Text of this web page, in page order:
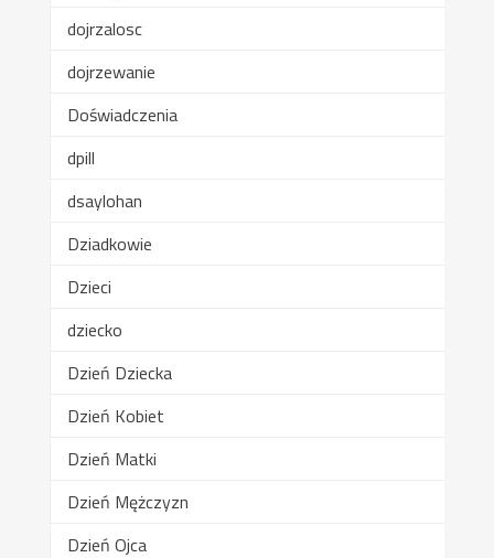
dojrzalosc
dojrzewanie
Doświadczenia
dpill
dsaylohan
Dziadkowie
Dzieci
dziecko
Dzień Dziecka
Dzień Kobiet
Dzień Matki
Dzień Mężczyzn
Dzień Ojca